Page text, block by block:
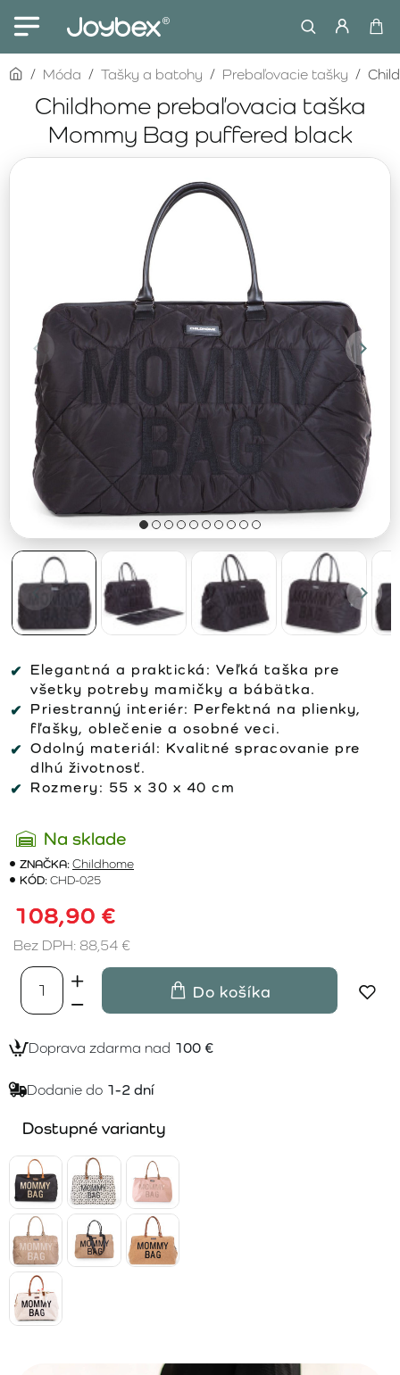
Childhome prebaľovacia taška
Mommy Bag puffered black
homeMóda Tašky a batohy Prebaľovacie tašky
Elegantná a praktická: Veľká taška pre
všetky potreby mamičky a bábätka.
Priestranný interiér: Perfektná na plienky,
fľašky, oblečenie a osobné veci.
Odolný materiál: Kvalitné spracovanie pre
dlhú životnosť.
Rozmery: 55 x 30 x 40 cm
Na sklade
ZNAČKA:Childhome
KÓD:CHD-025
108,90 €
Bez DPH: 88,54 €
Do košíka
Doprava zdarma nad 100 €
Dodanie do 1-2 dní
Dostupné varianty